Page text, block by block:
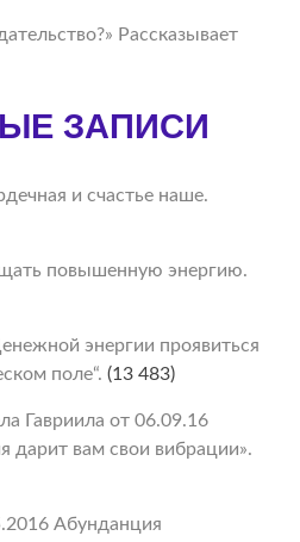
Рассказывает
ЗАПИСИ
и счастье наше.
повышенную энергию.
энергии проявиться
поле“. (13 483)
Гавриила от 06.09.16
дарит вам свои вибрации».
Абунданция